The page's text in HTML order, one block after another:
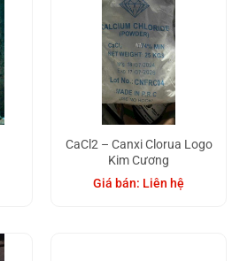
CaCl2 – Canxi Clorua Logo
Kim Cương
Giá bán: Liên hệ